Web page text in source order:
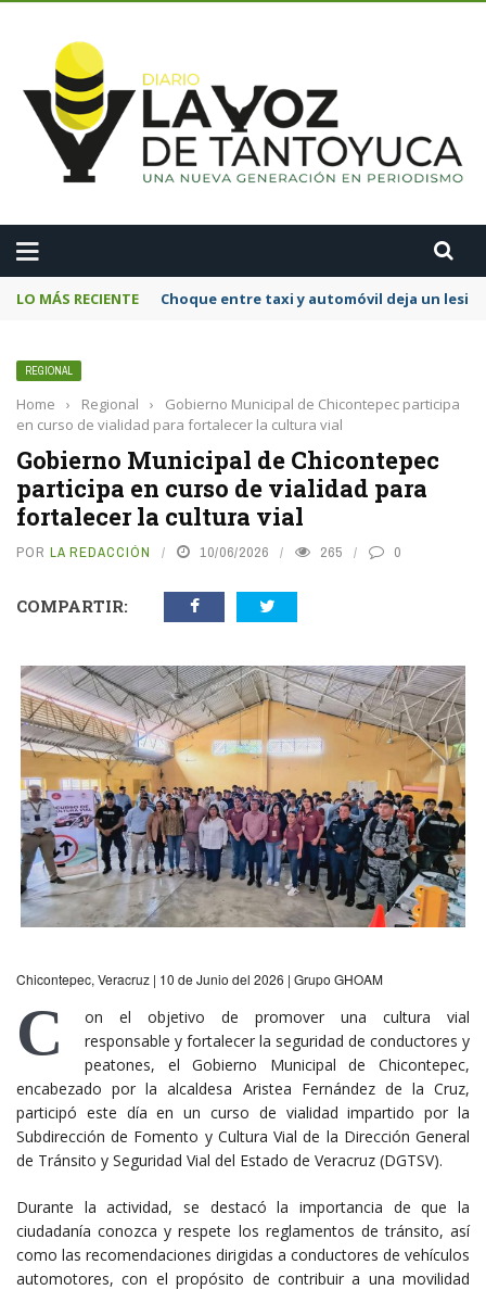
LO MÁS RECIENTE Choque entre taxi y automóvil deja un
REGIONAL
Home › Regional ›
Gobierno Municipal de Chicontepec participa
en curso de vialidad para fortalecer la cultura vial
Gobierno Municipal de Chicontepec
participa en curso de vialidad para
fortalecer la cultura vial
POR LA REDACCIÓN 10/06/2026 265 0
COMPARTIR:
Chicontepec, Veracruz | 10 de Junio del 2026 | Grupo GHOAM
C
on el objetivo de promover una cultura vial
responsable y fortalecer la seguridad de conductores y
peatones, el Gobierno Municipal de Chicontepec,
encabezado por la alcaldesa Aristea Fernández de la Cruz,
participó este día en un curso de vialidad impartido por la
Subdirección de Fomento y Cultura Vial de la Dirección General
de Tránsito y Seguridad Vial del Estado de Veracruz (DGTSV).
Durante la actividad, se destacó la importancia de que la
ciudadanía conozca y respete los reglamentos de tránsito, así
como las recomendaciones dirigidas a conductores de vehículos
automotores, con el propósito de contribuir a una movilidad